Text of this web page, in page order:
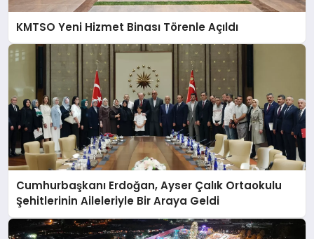
KMTSO Yeni Hizmet Binası Törenle Açıldı
Cumhurbaşkanı Erdoğan, Ayser Çalık Ortaokulu
Şehitlerinin Aileleriyle Bir Araya Geldi